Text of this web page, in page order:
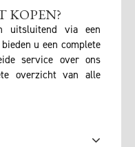
KOPEN?
uitsluitend via een
u een complete
service over ons
overzicht van alle